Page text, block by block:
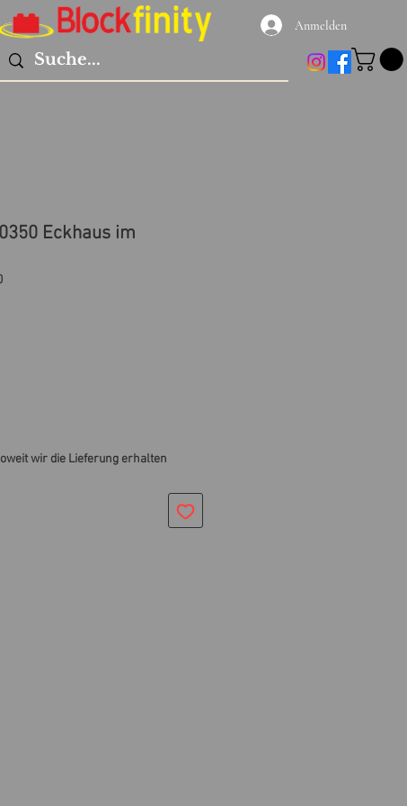
Anmelden
Eckhaus im
wir die Lieferung erhalten